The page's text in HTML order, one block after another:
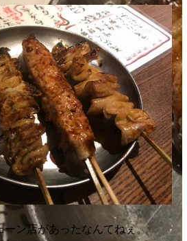
ーン店があったなんてねぇ。